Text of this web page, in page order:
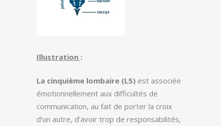
Illustration :
La cinquième lombaire (L5) est associée
émotionnellement aux difficultés de
communication, au fait de porter la croix
d’un autre, d’avoir trop de responsabilités,